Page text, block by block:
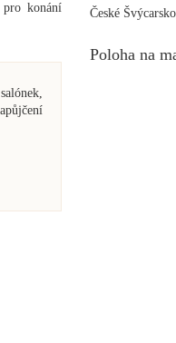
České Švýcarsko
Poloha na
pro konání